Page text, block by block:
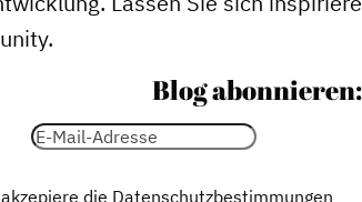
Blog abonnieren:
die Datenschutzbestimmungen